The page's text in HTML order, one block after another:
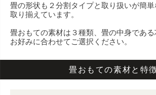
畳の形状も２分割タイプと取り扱いが簡
取り揃えています。
畳おもての素材は３種類、畳の中身であ
お好みに合わせてご選択ください。
畳おもての素材と特